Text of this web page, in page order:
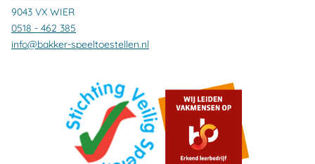
9043 VX WIER
0518 - 462 385
info@bakker-speeltoestellen.nl